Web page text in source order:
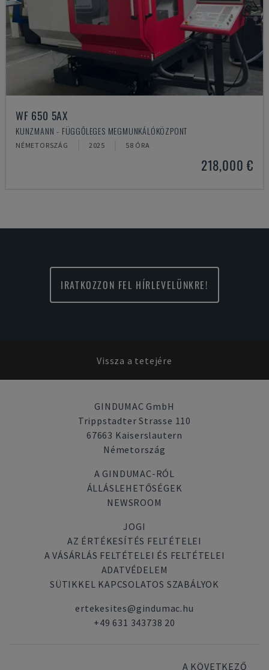
WF 650 5AX
KUNZMANN - FÜGGŐLEGES MEGMUNKÁLÓKÖZPONT
NÉMETORSZÁG 2025 58 ÓRA
218,000 €
IRATKOZZON FEL HÍRLEVELÜNKRE!
Vissza a tetejére
GINDUMAC GmbH
Trippstadter Strasse 110
67663 Kaiserslautern
Németország
A GINDUMAC-RÓL
ÁLLÁSLEHETŐSÉGEK
NEWSROOM
JOGI
AZ ÉRTÉKESÍTÉS FELTÉTELEI
A VÁSÁRLÁS FELTÉTELEI ÉS FELTÉTELEI
ADATVÉDELEM
SÜTIKKEL KAPCSOLATOS SZABÁLYOK
ertekesites@gindumac.hu
+49 631 343738 20
A KÖVETKEZŐ